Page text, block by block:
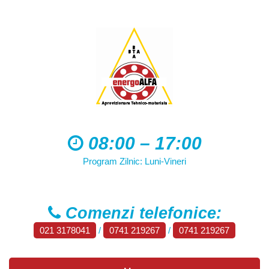
08:00 – 17:00
Program Zilnic: Luni-Vineri
Comenzi telefonice:
021 3178041 / 0741 219267 / 0741 219267